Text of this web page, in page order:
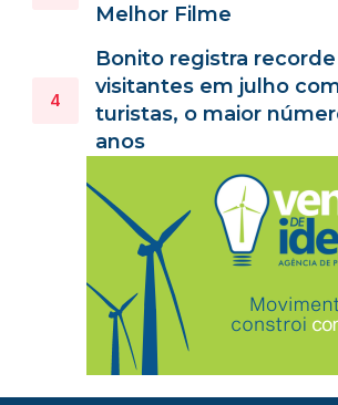
Melhor Filme
Bonito registra
visitantes em julho
turistas, o maior
anos